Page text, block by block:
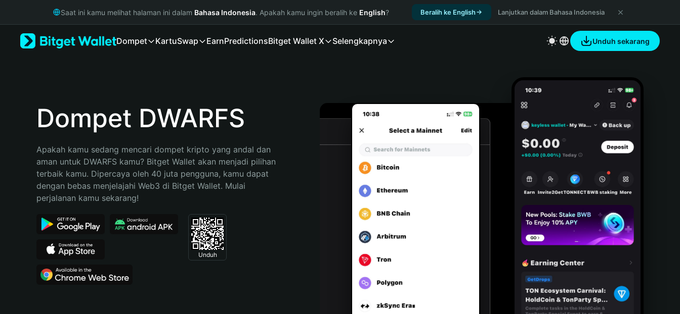
Русский
Bahasa Indonesia
Español (Argentina)
Saat ini kamu melihat halaman ini dalam Bahasa Indonesia. Apakah kamu ingin beralih ke English? Beralih ke English Lanjutkan dalam Bahasa Indonesia
Dompet KartuSwap EarnPredictionsBitget Wallet X Selengkapnya Unduh sekarang
Dompet DWARFS
Apakah kamu sedang mencari dompet kripto yang andal dan
aman untuk DWARFS kamu? Bitget Wallet akan menjadi pilihan
terbaik kamu. Dipercaya oleh 40 juta pengguna, kamu dapat
dengan bebas menjelajahi Web3 di Bitget Wallet. Mulai
perjalanan kamu sekarang!
Unduh